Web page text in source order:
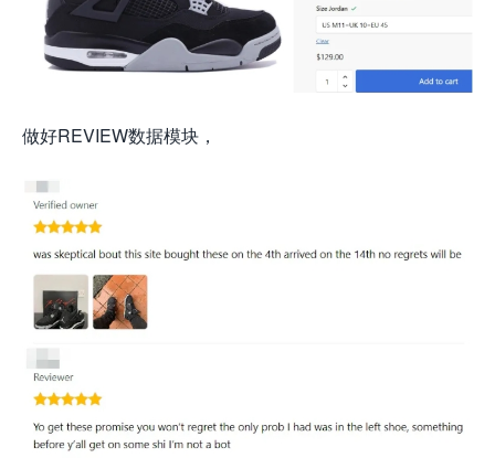
做好REVIEW数据模块，